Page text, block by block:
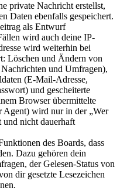
private Nachricht erstellst,
Daten ebenfalls gespeichert.
als Entwurf
wird auch deine IP-
wird weiterhin bei
Löschen und Ändern von
und Umfragen),
(E-Mail-Adresse,
und gescheiterte
Browser übermittelte
Agent) wird nur in der „Wer
und nicht dauerhaft
des Boards, dass
Dazu gehören dein
der Gelesen-Status von
dir gesetzte Lesezeichen